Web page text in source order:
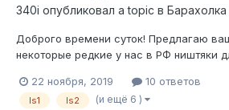
340i опубликовал a topic в
Доброго времени суток! Предлагаю
некоторые редкие у нас в РФ ништяки
Тахи 2002 года. Покупал у Димы40 его
ребилд и свап, но в итоге собрал 6.2 :)).
22 ноября, 2019 10 ответов
ls1 ls2 (и ещё 6 )